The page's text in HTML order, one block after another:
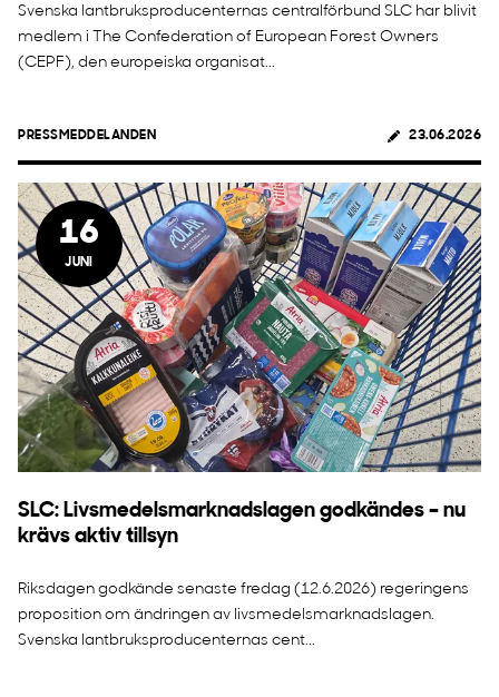
Svenska lantbruksproducenternas centralförbund SLC har blivit
medlem i The Confederation of European Forest Owners
(CEPF), den europeiska organisat...
PRESSMEDDELANDEN 23.06.2026
16
JUNI
SLC: Livsmedelsmarknadslagen godkändes – nu
krävs aktiv tillsyn
Riksdagen godkände senaste fredag (12.6.2026) regeringens
proposition om ändringen av livsmedelsmarknadslagen.
Svenska lantbruksproducenternas cent...